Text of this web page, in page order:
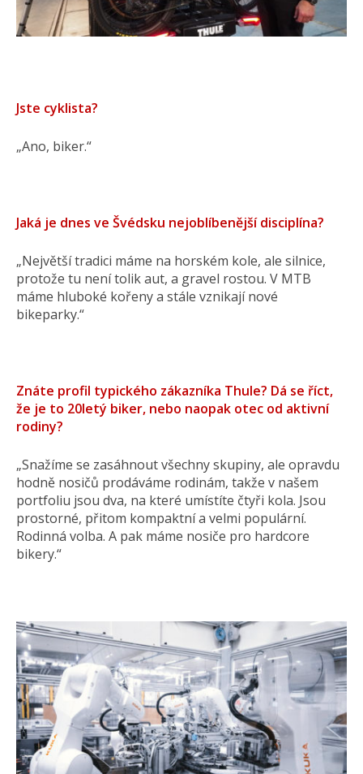
Jste cyklista?
„Ano, biker.“
Jaká je dnes ve Švédsku nejoblíbenější disciplína?
„Největší tradici máme na horském kole, ale silnice,
protože tu není tolik aut, a gravel rostou. V MTB
máme hluboké kořeny a stále vznikají nové
bikeparky.“
Znáte profil typického zákazníka Thule? Dá se říct,
že je to 20letý biker, nebo naopak otec od aktivní
rodiny?
„Snažíme se zasáhnout všechny skupiny, ale opravdu
hodně nosičů prodáváme rodinám, takže v našem
portfoliu jsou dva, na které umístíte čtyři kola. Jsou
prostorné, přitom kompaktní a velmi populární.
Rodinná volba. A pak máme nosiče pro hardcore
bikery.“